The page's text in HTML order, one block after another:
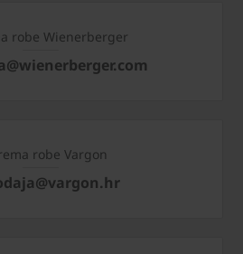
robe Wienerberger
robe Vargon